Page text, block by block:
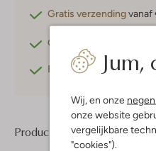
Jum,
Wij, en onze
onze website
vergelijkbare
"cookies").
Gratis verzendingvanaf
Gratis retourneren
Betaal achterafmet
Product informatie